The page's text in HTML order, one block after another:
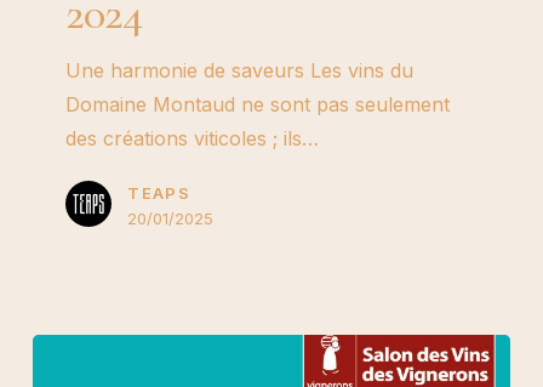
2024
Une harmonie de saveurs Les vins du
Domaine Montaud ne sont pas seulement
des créations viticoles ; ils…
TEAPS
20/01/2025